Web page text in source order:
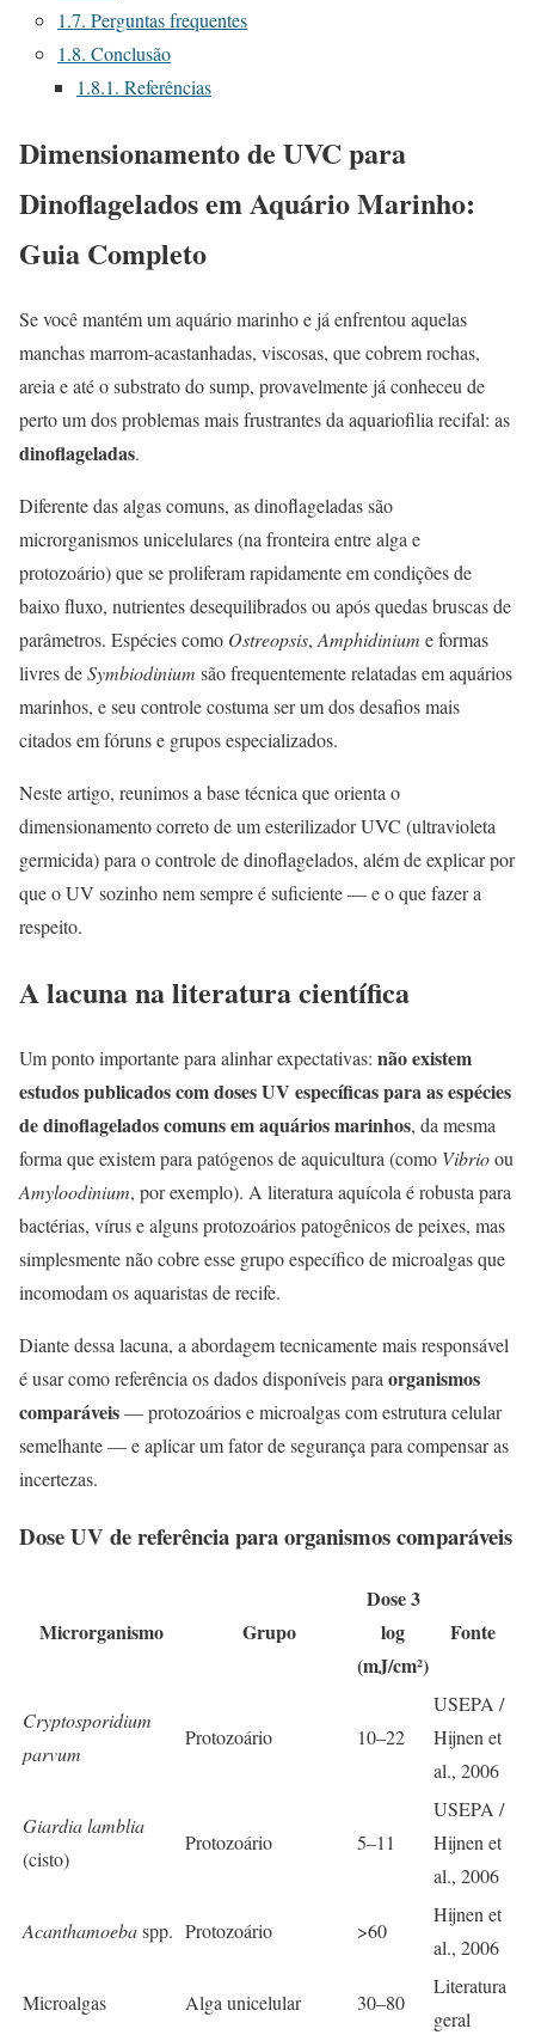
1.7. Perguntas frequentes
1.8. Conclusão
1.8.1. Referências
Dimensionamento de UVC para
Dinoflagelados em Aquário Marinho:
Guia Completo
Se você mantém um aquário marinho e já enfrentou aquelas
manchas marrom-acastanhadas, viscosas, que cobrem rochas,
areia e até o substrato do sump, provavelmente já conheceu de
perto um dos problemas mais frustrantes da aquariofilia recifal: as
dinoflageladas.
Diferente das algas comuns, as dinoflageladas são
microrganismos unicelulares (na fronteira entre alga e
protozoário) que se proliferam rapidamente em condições de
baixo fluxo, nutrientes desequilibrados ou após quedas bruscas de
parâmetros. Espécies como Ostreopsis, Amphidinium e formas
livres deSymbiodinium são frequentemente relatadas em aquários
marinhos, e seu controle costuma ser um dos desafios mais
citados em fóruns e grupos especializados.
Neste artigo, reunimos a base técnica que orienta o
dimensionamento correto de um esterilizador UVC (ultravioleta
germicida) para o controle de dinoflagelados, além de explicar por
que o UV sozinho nem sempre é suficiente — e o que fazer a
respeito.
A lacuna na literatura científica
Um ponto importante para alinhar expectativas: não existem
estudos publicados com doses UV específicas para as espécies
de dinoflagelados comuns em aquários marinhos, da mesma
forma que existem para patógenos de aquicultura (como Vibrioou
Amyloodinium, por exemplo). A literatura aquícola é robusta para
bactérias, vírus e alguns protozoários patogênicos de peixes, mas
simplesmente não cobre esse grupo específico de microalgas que
incomodam os aquaristas de recife.
Diante dessa lacuna, a abordagem tecnicamente mais responsável
é usar como referência os dados disponíveis para organismos
comparáveis— protozoários e microalgas com estrutura celular
semelhante — e aplicar um fator de segurança para compensar as
incertezas.
Dose UV de referência para organismos comparáveis
Microrganismo Grupo
Dose 3
log
(mJ/cm²)
Fonte
Cryptosporidium
parvum
Protozoário 10–22
USEPA /
Hijnen et
al., 2006
Giardia lamblia
(cisto)
Protozoário 5–11
USEPA /
Hijnen et
al., 2006
Acanthamoebaspp. Protozoário >60
Hijnen et
al., 2006
Microalgas Alga unicelular 30–80
Literatura
geral